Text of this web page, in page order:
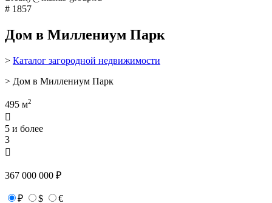
# 1857
Дом в Миллениум Парк
> Каталог загородной недвижимости
> Дом в Миллениум Парк
495 м2

5 и более
3

367 000 000 ₽
₽ $
€